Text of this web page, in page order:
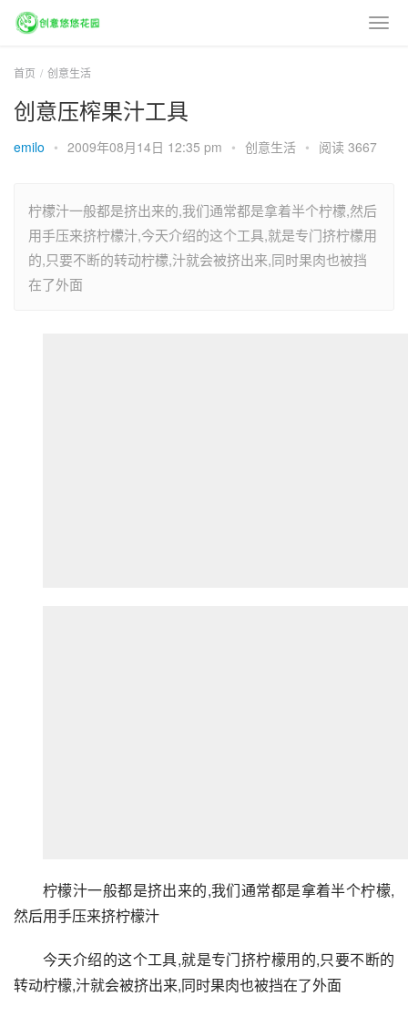
首页 创意生活
创意压榨果汁工具
emilo • 2009年08月14日 12:35 pm • 创意生活 • 阅读 3667
柠檬汁一般都是挤出来的,我们通常都是拿着半个柠檬,然后
用手压来挤柠檬汁,今天介绍的这个工具,就是专门挤柠檬用
的,只要不断的转动柠檬,汁就会被挤出来,同时果肉也被挡
在了外面
柠檬汁一般都是挤出来的,我们通常都是拿着半个柠檬,
然后用手压来挤柠檬汁
今天介绍的这个工具,就是专门挤柠檬用的,只要不断的
转动柠檬,汁就会被挤出来,同时果肉也被挡在了外面